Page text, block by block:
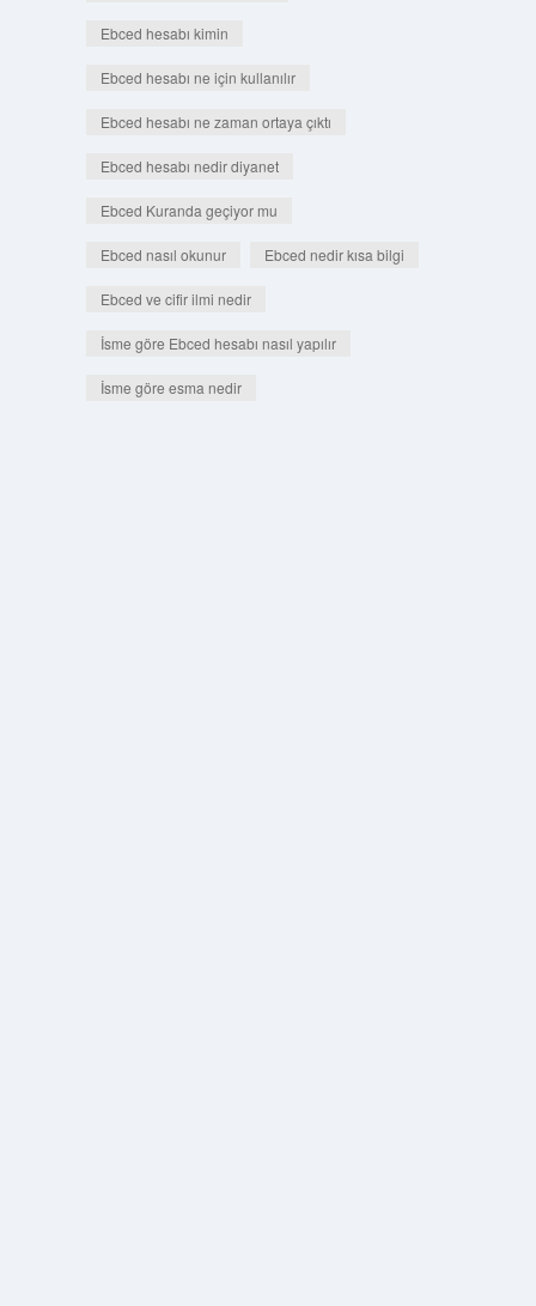
Ebced hesabı kimin
Ebced hesabı ne için kullanılır
Ebced hesabı ne zaman ortaya çıktı
Ebced hesabı nedir diyanet
Ebced Kuranda geçiyor mu
Ebced nasıl okunur Ebced nedir kısa bilgi
Ebced ve cifir ilmi nedir
İsme göre Ebced hesabı nasıl yapılır
İsme göre esma nedir